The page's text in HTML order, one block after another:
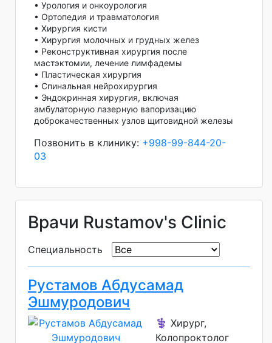
• Урология и онкоурология
• Ортопедия и травматология
• Хирургия кисти
• Хирургия молочных и грудных желез
• Реконструктивная хирургия после
мастэктомии, лечение лимфадемы
• Пластическая хирургия
• Спинальная нейрохирургия
• Эндокринная хирургия, включая
амбулаторную лазерную вапоризацию
доброкачественных узлов щитовидной железы
Позвонить в клинику: +998-99-844-20-
03
Врачи Rustamov's Clinic
Специальность
Рустамов Абдусамад
Эшмуродович
⚕️ Хирург,
Колопроктолог